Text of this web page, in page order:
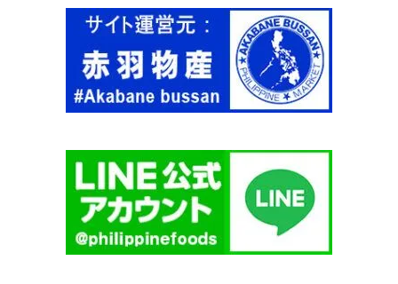
0
g
【
M
A
M
A
S
A
'
S
】
個
M
S
I
T
A
S